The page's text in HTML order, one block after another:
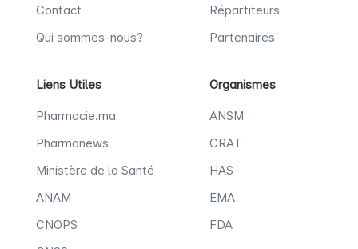
Contact
Qui sommes-nous?
Répartiteurs
Partenaires
Liens Utiles
Pharmacie.ma
Pharmanews
Ministère de la Santé
ANAM
CNOPS
Organismes
ANSM
CRAT
HAS
EMA
FDA